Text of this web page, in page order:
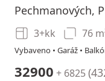
Pechmanových,
3+kk 76
Vybaveno • Garáž •
32900 + 6825(